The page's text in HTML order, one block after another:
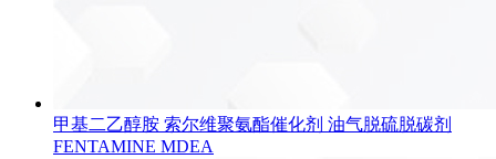
甲基二乙醇胺 索尔维聚氨酯催化剂 油气脱硫脱碳剂
FENTAMINE MDEA